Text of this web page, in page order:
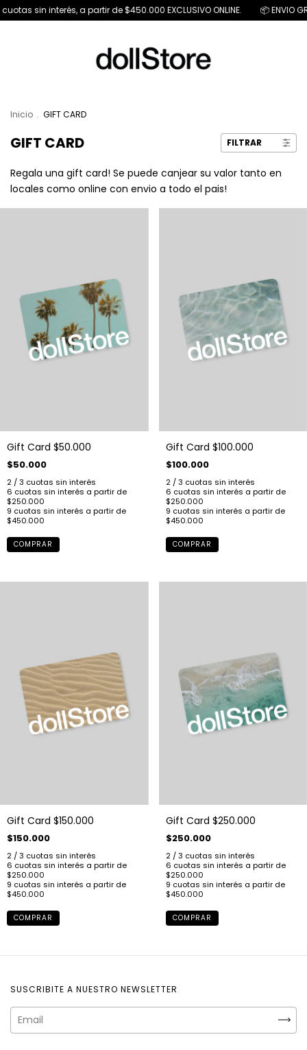
a partir de $450.000 EXCLUSIVO ONLINE. 📦 ENVIO GRATIS A
Inicio . GIFT CARD
GIFT CARD FILTRAR
Regala una gift card! Se puede canjear su valor tanto en
locales como online con envio a todo el pais!
Gift Card $50.000
$50.000
Gift Card $100.000
$100.000
Gift Card $150.000
$150.000
Gift Card $250.000
$250.000
SUSCRIBITE A NUESTRO NEWSLETTER